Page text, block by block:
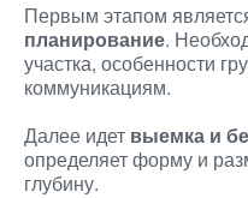
Первым этапом
планирование.
участка, особенности
коммуникациям.
Далее идет выемка и
определяет форму и
глубину.